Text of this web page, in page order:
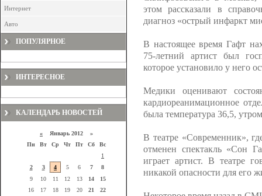
Интернет
Авто
ПОПУЛЯРНОЕ
ИНТЕРЕСНОЕ
КАЛЕНДАРЬ НОВОСТЕЙ
« Январь 2012 »
Пн
Вт Ср Чт Пт Сб
Вс
1
2
3 4 5 6 7
8
9
10 11 12 13 14
15
16
17 18 19 20 21
22
этом рассказали в
диагноз «острый инфаркт
В настоящее время Гафт
75-летний артист был
которое установило у него
Медики оценивают
кардиореанимационное
была температура 36,5,
В театре «Современник»,
отменен спектакль «Сон
играет артист. В театре
никакой опасности для его